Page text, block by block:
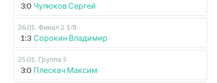
3:0 Чулюков Сергей
26.01 . Финал 2 1/8
1:3 Сорокин Владимир
25.01 . Группа 5
3:0 Плескач Максим